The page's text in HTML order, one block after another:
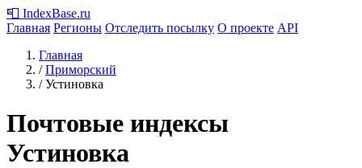
📮 IndexBase.ru
Главная Регионы Отследить посылку О проекте API
Главная
/ Приморский
/ Устиновка
Почтовые индексы
Устиновка